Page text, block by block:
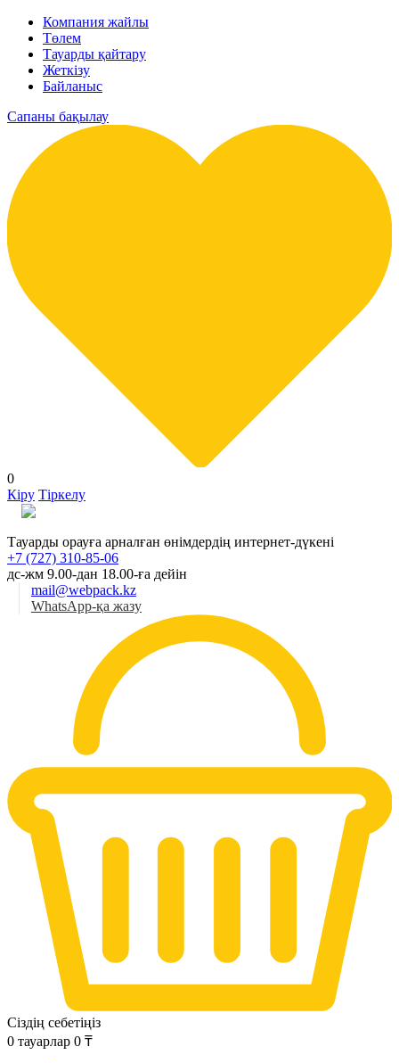
Компания жайлы
Төлем
Тауарды қайтару
Жеткізу
Байланыс
Сапаны бақылау
0
Кіру Тіркелу
Тауарды орауға арналған өнімдердің интернет-дүкені
+7 (727) 310-85-06
дс-жм 9.00-дан 18.00-ға дейін
mail@webpack.kz
WhatsApp-қа жазу
Сіздің себетіңіз
0 тауарлар 0 ₸